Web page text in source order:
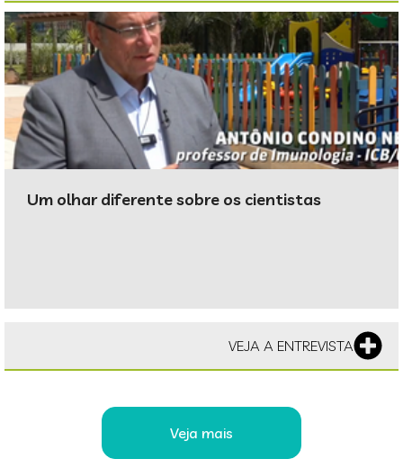
Um olhar diferente sobre os cientistas
VEJA A ENTREVISTA
Veja mais